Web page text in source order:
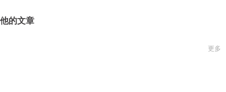
他的文章
更多